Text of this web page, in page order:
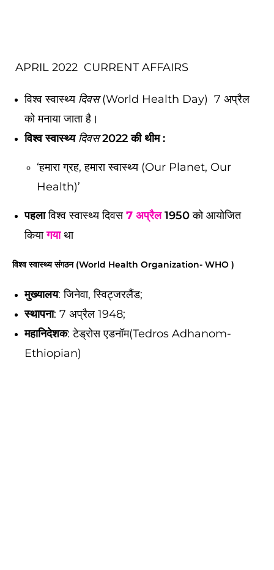
APRIL 2022 CURRENT AFFAIRS
विश्व स्वास्थ्य दिवस(World Health Day) 7 अप्रैल
को मनाया जाता है।
विश्व स्वास्थ्य दिवस2022 की थीम :
‘हमारा ग्रह, हमारा स्वास्थ्य (Our Planet, Our
Health)’
पहलाविश्व स्वास्थ्य दिवस7 अप्रैल1950को आयोजित
कियागयाथा
विश्व स्वास्थ्य संगठन (World Health Organization- WHO )
मुख्यालय: जिनेवा, स्विट्जरलैंड;
स्थापना: 7 अप्रैल 1948;
महानिदेशक: टेड्रोस एडनॉम(Tedros Adhanom-
Ethiopian)